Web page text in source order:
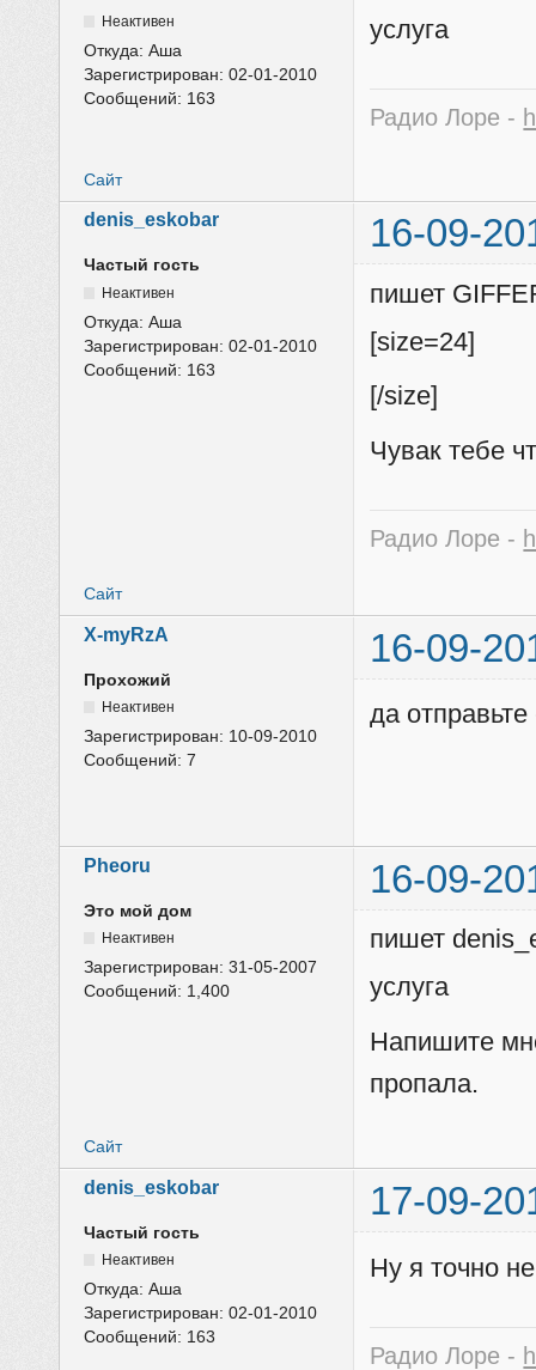
Неактивен
Откуда:Аша
Зарегистрирован:02-01-2010
Сообщений: 163
услуга
Радио Лоре -
Сайт
denis_eskobar 16-09-
Частый гость
Неактивен
Откуда:Аша
Зарегистрирован:02-01-2010
Сообщений: 163
пишет
[size=24]
[/size]
Чувак тебе
Радио Лоре -
Сайт
X-myRzA 16-09-
Прохожий
Неактивен
Зарегистрирован: 10-09-2010
Сообщений:7
да
Pheoru 16-09-
Это мой дом
Неактивен
Зарегистрирован:31-05-2007
Сообщений: 1,400
пишет
услуга
Напишите
пропала.
Сайт
denis_eskobar 17-09-
Частый гость
Неактивен
Откуда:Аша
Зарегистрирован:02-01-2010
Сообщений: 163
Ну я точно
Радио Лоре -